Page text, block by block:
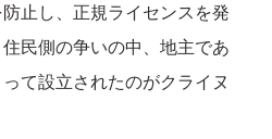
止し、正規ライセンスを発
民側の争いの中、地主であ
て設立されたのがクライヌ